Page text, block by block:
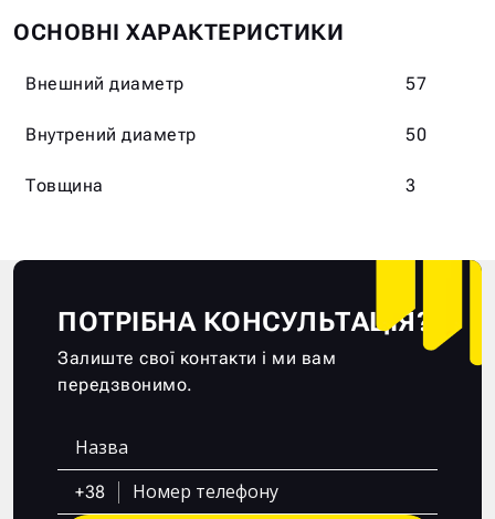
ОСНОВНІ ХАРАКТЕРИСТИКИ
Внешний диаметр 57
Внутрений диаметр 50
Товщина 3
ПОТРІБНА КОНСУЛЬТАЦІЯ?
Залиште свої контакти і ми вам
передзвонимо.
+38